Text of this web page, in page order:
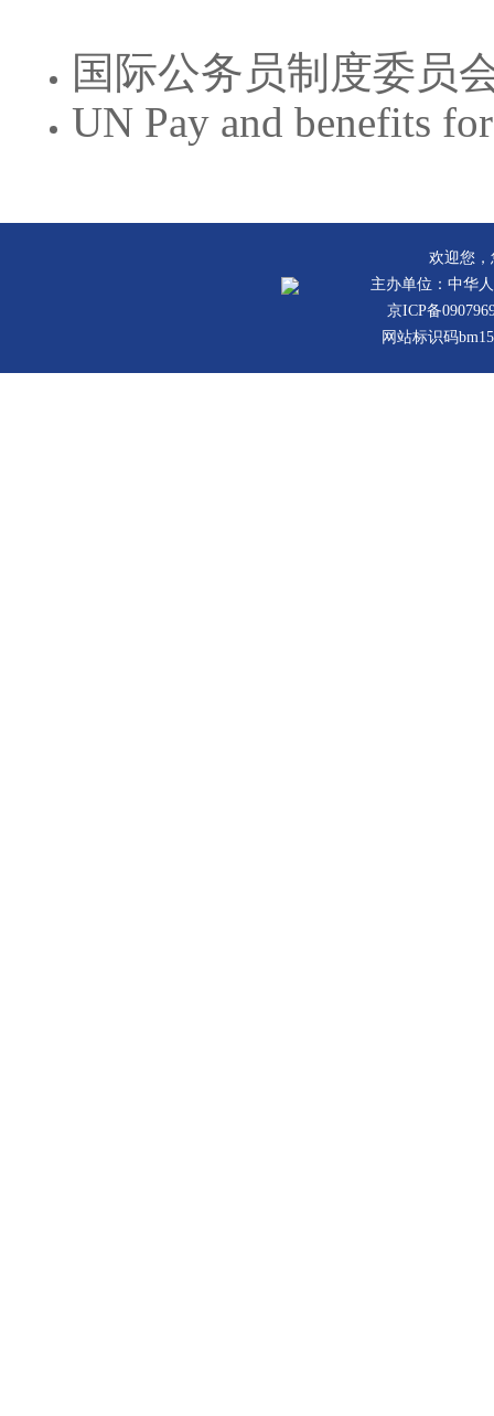
国际公务员制度委员
UN Pay and benefits
欢迎您，
主办单位：中华
京ICP备
网站标